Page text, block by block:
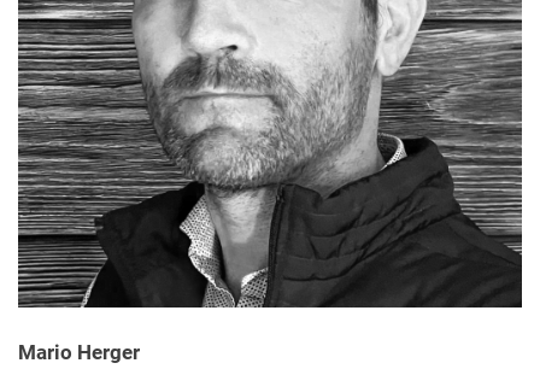
Mario Herger